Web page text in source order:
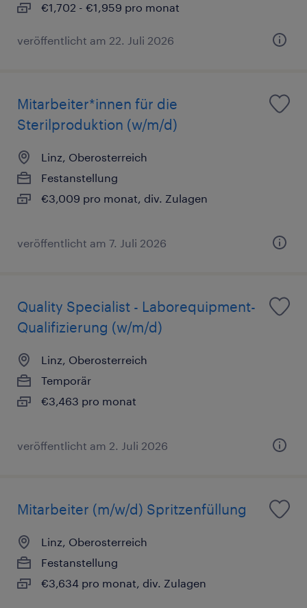
€1,702 - €1,959 pro monat
veröffentlicht am 22. Juli 2026
Mitarbeiter*innen für die
Sterilproduktion (w/m/d)
Linz, Oberosterreich
Festanstellung
€3,009 pro monat, div. Zulagen
veröffentlicht am 7. Juli 2026
Quality Specialist - Laborequipment-
Qualifizierung (w/m/d)
Linz, Oberosterreich
Temporär
€3,463 pro monat
veröffentlicht am 2. Juli 2026
Mitarbeiter (m/w/d) Spritzenfüllung
Linz, Oberosterreich
Festanstellung
€3,634 pro monat, div. Zulagen